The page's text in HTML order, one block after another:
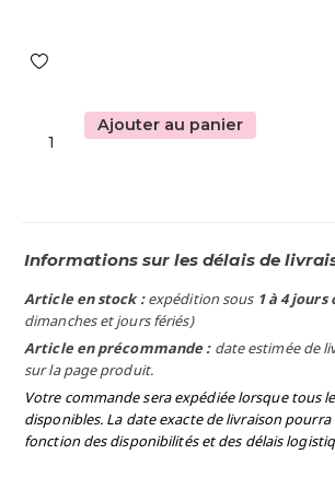
Ajouter au panier
Informations sur les délais de
Article en stock :expédition sous 1 à 4 jours
dimanches et jours fériés)
Article en précommande : date estimée de
sur la page produit.
Votre commande sera expédiée lorsque tous
disponibles. La date exacte de livraison pourra
fonction des disponibilités et des délais